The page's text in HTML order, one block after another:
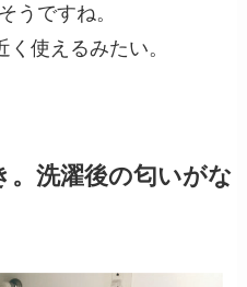
うですね。
使えるみたい。
。洗濯後の匂いがな